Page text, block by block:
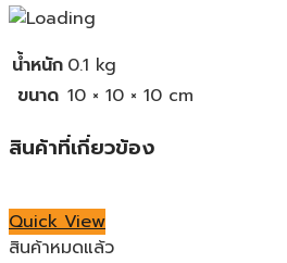
น้ำหนัก 0.1 kg
ขนาด 10 × 10 × 10 cm
สินค้าที่เกี่ยวข้อง
Quick View
สินค้าหมดแล้ว